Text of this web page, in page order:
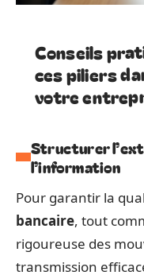
Conseils
ces piliers
votre
Structurer
l’information
Pour garantir la
bancaire, tout
rigoureuse des
transmission